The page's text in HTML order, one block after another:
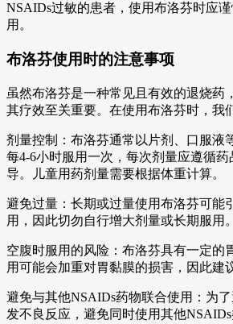
NSAIDs过敏的患者，使用布洛芬时应
用。
布洛芬使用时的注意事项
虽然布洛芬是一种常见且有效的退烧药
其疗效至关重要。在使用布洛芬时，我
剂量控制：布洛芬通常以片剂、口服液
每4-6小时服用一次，每次剂量应遵循
导。儿童用药剂量需要根据体重计算。
避免过量：长期或过量使用布洛芬可能
用，因此切勿自行增大剂量或长期服用。
空腹时服用的风险：布洛芬具有一定的
用可能会加重对胃黏膜的损害，因此建
避免与其他NSAIDs药物联合使用：为了
发不良反应，避免同时使用其他